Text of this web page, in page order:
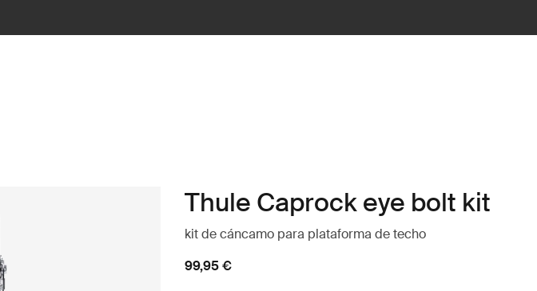
Thule Caprock eye bolt kit
kit de cáncamo para plataforma de techo
99,95 €